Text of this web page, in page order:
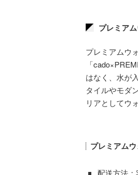
プレミア
プレミアムウ
「
はなく、水が
タイルやモダ
リアとしてウ
プレミアム
配送方法：